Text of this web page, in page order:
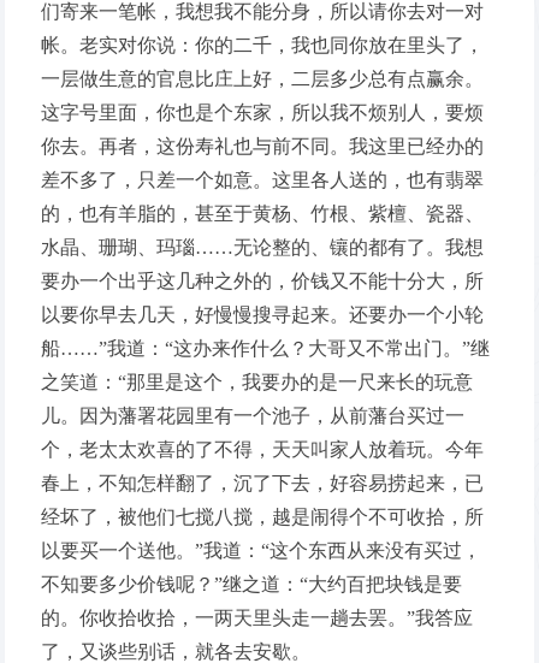
们寄来一笔帐，我想我不能分身，所以请你去对一对
帐。老实对你说：你的二千，我也同你放在里头了，
一层做生意的官息比庄上好，二层多少总有点赢余。
这字号里面，你也是个东家，所以我不烦别人，要烦
你去。再者，这份寿礼也与前不同。我这里已经办的
差不多了，只差一个如意。这里各人送的，也有翡翠
的，也有羊脂的，甚至于黄杨、竹根、紫檀、瓷器、
水晶、珊瑚、玛瑙……无论整的、镶的都有了。我想
要办一个出乎这几种之外的，价钱又不能十分大，所
以要你早去几天，好慢慢搜寻起来。还要办一个小轮
船……”我道：“这办来作什么？大哥又不常出门。”继
之笑道：“那里是这个，我要办的是一尺来长的玩意
儿。因为藩署花园里有一个池子，从前藩台买过一
个，老太太欢喜的了不得，天天叫家人放着玩。今年
春上，不知怎样翻了，沉了下去，好容易捞起来，已
经坏了，被他们七搅八搅，越是闹得个不可收拾，所
以要买一个送他。”我道：“这个东西从来没有买过，
不知要多少价钱呢？”继之道：“大约百把块钱是要
的。你收拾收拾，一两天里头走一趟去罢。”我答应
了，又谈些别话，就各去安歇。